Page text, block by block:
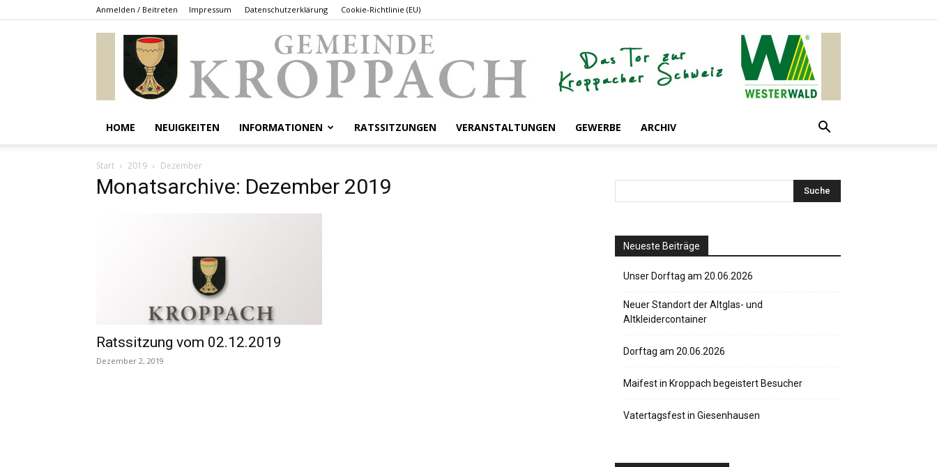
Anmelden / Beitreten Impressum Datenschutzerklärung Cookie-Richtlinie (EU)
HOME NEUIGKEITEN INFORMATIONEN RATSSITZUNGEN VERANSTALTUNGEN GEWERBE ARCHIV
Start 2019 Dezember
Monatsarchive: Dezember 2019
Ratssitzung vom 02.12.2019
Dezember 2, 2019
Neueste Beiträge
Unser Dorftag am 20.06.2026
Neuer Standort der Altglas- und
Altkleidercontainer
Dorftag am 20.06.2026
Maifest in Kroppach begeistert Besucher
Vatertagsfest in Giesenhausen